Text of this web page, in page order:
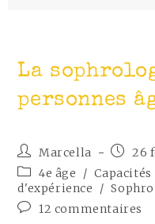
La
personnes
Marcella
26
4e âge
/ Capacités
d'expérience
/
12 commentaires